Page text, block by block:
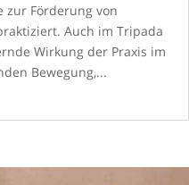
Förderung von
Auch im Tripada
Wirkung der Praxis im
Bewegung,...